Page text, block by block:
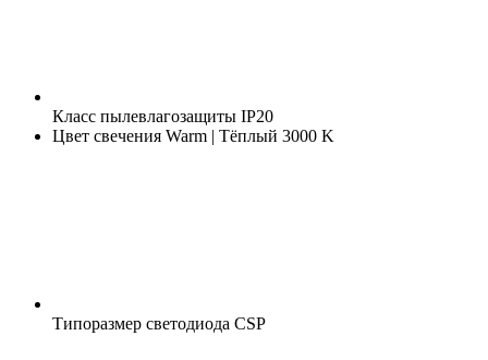
Класс пылевлагозащиты IP20
Цвет свечения Warm | Тёплый 3000 K
Типоразмер светодиода CSP